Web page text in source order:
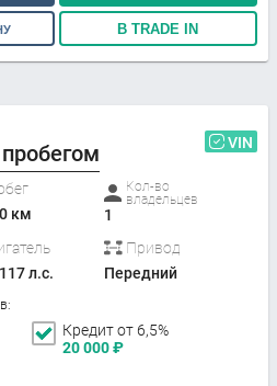
В TRADE IN
VIN
км
Кол-во
владельцев
1
л.с.
Привод
Передний
Кредит от 6,5%
20 000₽